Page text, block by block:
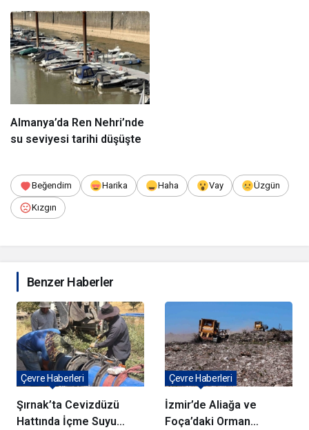
Almanya’da Ren Nehri’nde
su seviyesi tarihi düşüşte
Beğendim Harika Haha Vay Üzgün
Kızgın
Benzer Haberler
Şırnak’ta Cevizdüzü
Hattında İçme Suyu
Çevre Haberleri
İzmir’de Aliağa ve
Foça’daki Orman
Çevre Haberleri